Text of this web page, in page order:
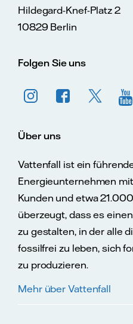
Hildegard-Knef-Platz 2
10829 Berlin
Folgen Sie uns
Über uns
Vattenfall ist ein
Energieunternehmen
Kunden und etwa
überzeugt, dass es
zu gestalten, in der alle
fossilfrei zu leben, sich
zu produzieren.
Mehr über Vattenfall